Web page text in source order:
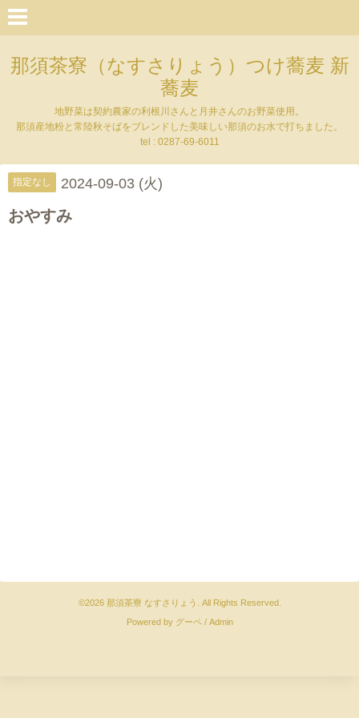
那須茶寮（なすさりょう）つけ蕎麦 新
蕎麦
地野菜は契約農家の利根川さんと月井さんのお野菜使用。
那須産地粉と常陸秋そばをブレンドした美味しい那須のお水で打ちました。
tel : 0287-69-6011
指定なし 2024-09-03 (火)
おやすみ
©2026 那須茶寮 なすさりょう
. All Rights Reserved.
Powered by グーペ/ Admin